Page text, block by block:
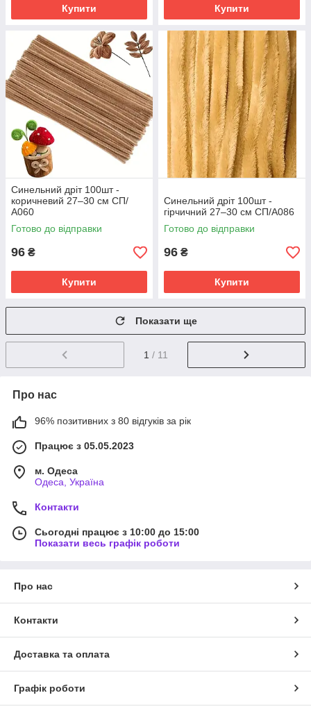
Купити Купити
Синельний дріт 100шт -
коричневий 27–30 см СП/
А060
Готово до відправки
96 ₴
Купити
Синельний дріт 100шт -
гірчичний 27–30 см СП/А086
Готово до відправки
96 ₴
Купити
Показати ще
1 / 11
Про нас
96% позитивних з 80 відгуків за рік
Працює з 05.05.2023
м. Одеса
Одеса, Україна
Контакти
Сьогодні працює з 10:00 до 15:00
Показати весь графік роботи
Про нас
Контакти
Доставка та оплата
Графік роботи